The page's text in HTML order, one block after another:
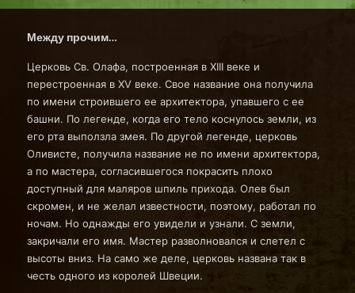
Между прочим…
Церковь Св. Олафа, построенная в XIII веке и
перестроенная в XV веке. Свое название она получила
по имени строившего ее архитектора, упавшего с ее
башни. По легенде, когда его тело коснулось земли, из
его рта выползла змея. По другой легенде, церковь
Оливисте, получила название не по имени архитектора,
а по мастера, согласившегося покрасить плохо
доступный для маляров шпиль прихода. Олев был
скромен, и не желал известности, поэтому, работал по
ночам. Но однажды его увидели и узнали. С земли,
закричали его имя. Мастер разволновался и слетел с
высоты вниз. На само же деле, церковь названа так в
честь одного из королей Швеции.